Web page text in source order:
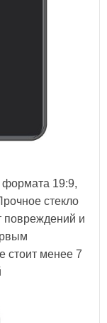
19:9,
стекло
повреждений и
стоит менее 7